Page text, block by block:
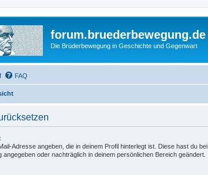
forum.bruederbewegung.de
Die Brüderbewegung in Geschichte und Gegenwart
FAQ
Adresse angeben, die in deinem Profil hinterlegt ist. Diese hast du bei
angegeben oder nachträglich in deinem persönlichen Bereich geändert.